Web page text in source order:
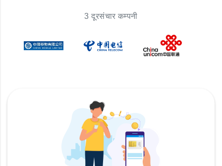
3 दूरसंचार कम्पनी